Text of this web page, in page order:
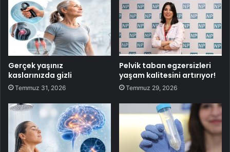
Gerçek yaşınız
kaslarınızda gizli
Temmuz 31, 2026
Pelvik taban egzersizleri
yaşam kalitesini artırıyor!
Temmuz 29, 2026